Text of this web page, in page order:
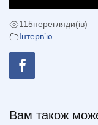
115перегляди(ів)
Інтерв’ю
Вам також